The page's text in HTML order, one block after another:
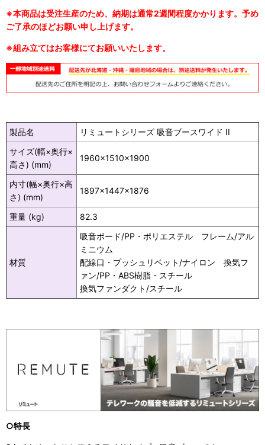
※本商品は受注生産のため、納期は通常2週間程度かかります。予め
ご了承のほどお願い申し上げます。
※組み立てはお客様にてお願いいたします。
製品名
リミュートシリーズ 吸音ブースワイド II
サイズ(幅×奥行×
高さ) (mm)
1960×1510×1900
内寸(幅×奥行×高
さ) (mm)
1897×1447×1876
重量 (kg) 82.3
材質
吸音ボード/PP・ポリエステル フレーム/アル
ミニウム
配線口・プッシュリベット/ナイロン 換気フ
ァン/PP・ABS樹脂・スチール
換気ファンダクト/スチール
○特長